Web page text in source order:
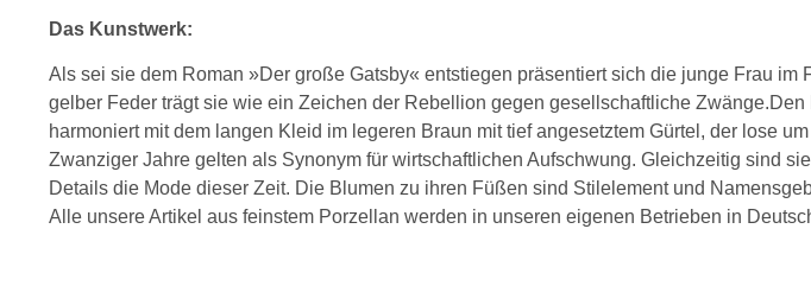
Das Kunstwerk:
Als sei sie dem Roman »Der große Gatsby« entstiegen präsentiert sich die junge Frau
gelber Feder trägt sie wie ein Zeichen der Rebellion gegen gesellschaftliche
harmoniert mit dem langen Kleid im legeren Braun mit tief angesetztem Gürtel, der lose
Zwanziger Jahre gelten als Synonym für wirtschaftlichen Aufschwung. Gleichzeitig sind
Details die Mode dieser Zeit. Die Blumen zu ihren Füßen sind Stilelement und
Alle unsere Artikel aus feinstem Porzellan werden in unseren eigenen Betrieben in